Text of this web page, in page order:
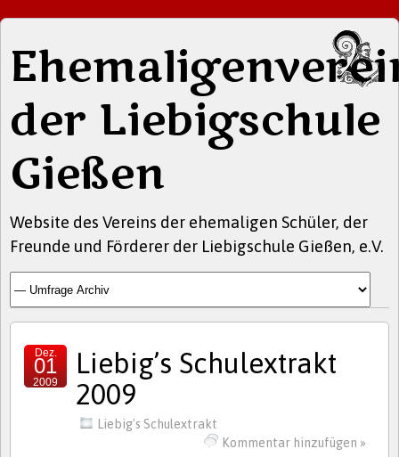
der Liebigschule
Gießen
Website des Vereins der ehemaligen Schüler, der
Freunde und Förderer der Liebigschule Gießen, e.V.
Liebig’s Schulextrakt
2009
Liebig's Schulextrakt
Kommentar hinzufügen »
Dez.
01
2009